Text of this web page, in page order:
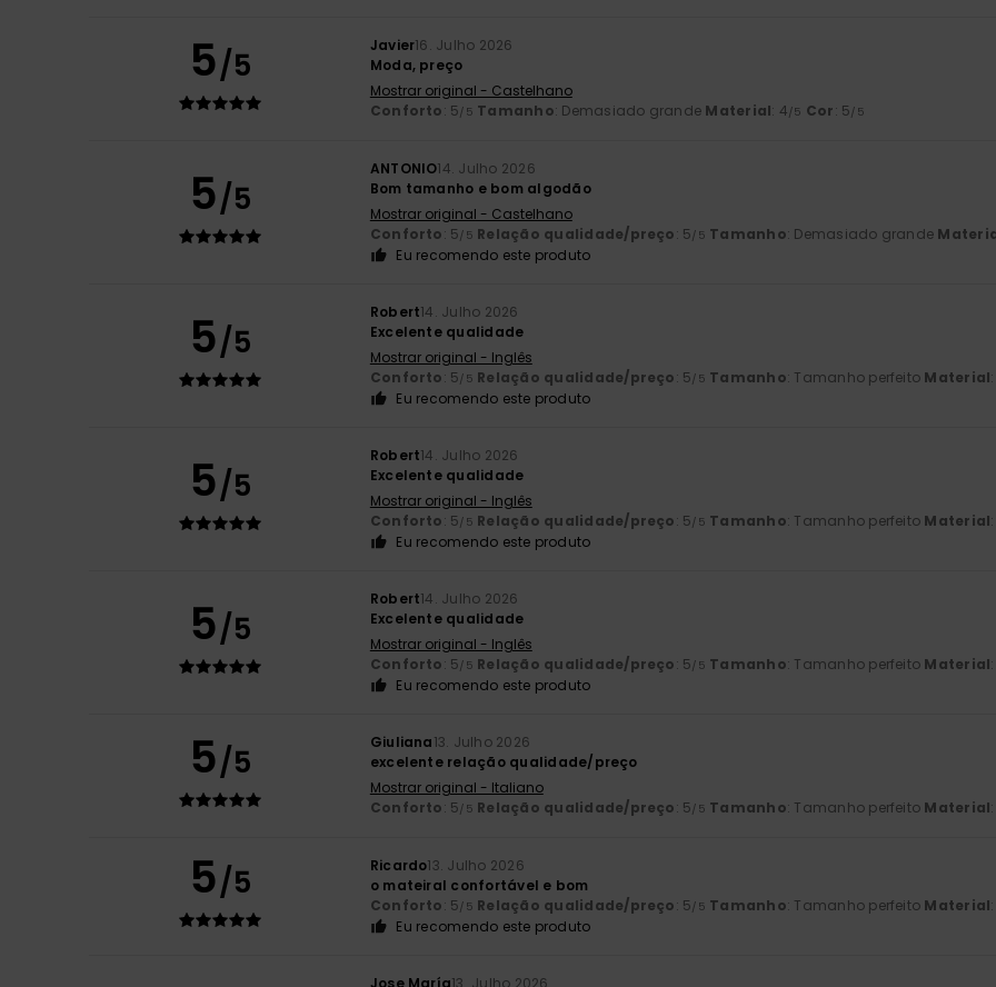
5/5 Javier16. Julho 2026
Moda, preço
Mostrar original - Castelhano
Conforto: 5/5 Tamanho: Demasiado grande Material: 4/5 Cor: 5/5
5/5
ANTONIO14. Julho 2026
Bom tamanho e bom algodão
Mostrar original - Castelhano
Conforto: 5/5 Relação qualidade/preço: 5/5 Tamanho: Demasiado grande
Eu recomendo este produto
5/5
Robert14. Julho 2026
Excelente qualidade
Mostrar original - Inglês
Conforto: 5/5 Relação qualidade/preço: 5/5 Tamanho: Tamanho perfeito Material
Eu recomendo este produto
5/5
Robert14. Julho 2026
Excelente qualidade
Mostrar original - Inglês
Conforto: 5/5 Relação qualidade/preço: 5/5 Tamanho: Tamanho perfeito Material
Eu recomendo este produto
5/5
Robert14. Julho 2026
Excelente qualidade
Mostrar original - Inglês
Conforto: 5/5 Relação qualidade/preço: 5/5 Tamanho: Tamanho perfeito Material
Eu recomendo este produto
5/5 Giuliana13. Julho 2026
excelente relação qualidade/preço
Mostrar original - Italiano
Conforto: 5/5 Relação qualidade/preço: 5/5 Tamanho: Tamanho perfeito Material
5/5 Ricardo13. Julho 2026
o mateiral confortável e bom
Conforto: 5/5 Relação qualidade/preço: 5/5 Tamanho: Tamanho perfeito Material
Eu recomendo este produto